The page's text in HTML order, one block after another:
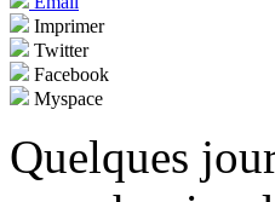
Imprimer
Twitter
Facebook
Myspace
Quelques